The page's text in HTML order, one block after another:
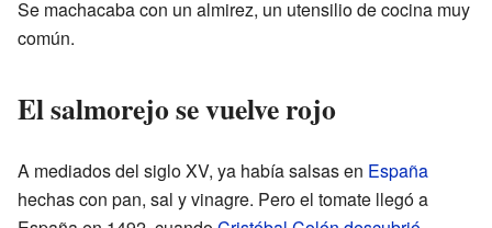
Se machacaba con un almirez, un utensilio de cocina muy
común.
El salmorejo se vuelve rojo
A mediados del siglo XV, ya había salsas en España
hechas con pan, sal y vinagre. Pero el tomate llegó a